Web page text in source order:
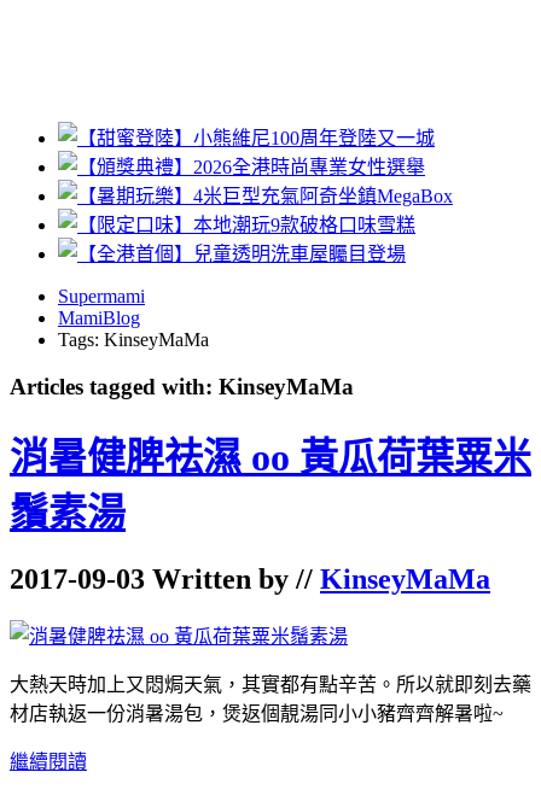
Supermami
MamiBlog
Tags: KinseyMaMa
Articles tagged with: KinseyMaMa
消暑健脾祛濕 oo 黃瓜荷葉粟米
鬚素湯
2017-09-03 Written by // KinseyMaMa
大熱天時加上又悶焗天氣，其實都有點辛苦。所以就即刻去藥
材店執返一份消暑湯包，煲返個靚湯同小小豬齊齊解暑啦~
繼續閱讀